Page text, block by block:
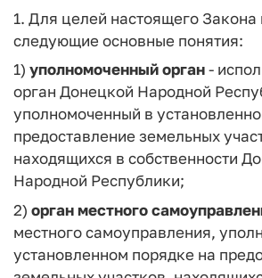
1. Для целей настоящего Закона
следующие основные понятия:
1) уполномоченный орган-
орган Донецкой Народной
уполномоченный в
предоставление земельных
находящихся в собственности
Народной Республики;
2) орган местного
местного самоуправления,
установленном порядке на